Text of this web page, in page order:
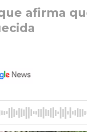
afirma